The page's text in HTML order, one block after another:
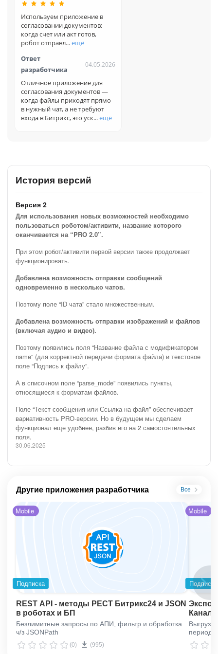
модификатором name“ (для корректной передачи формата
файла) и текстовое поле “Подпись к файлу”.
А в списочном поле “parse_mode” появились пункты,
относящиеся к форматам файлов.
Поле “Текст сообщения или Ссылка на файл” обеспечивает
вариативность PRO-версии. Но в будущем мы сделаем
функционал еще удобнее, разбив его на 2
самостоятельных поля.
Полезные приложения для администраторов и
Используем приложение в
согласовании документов:
когда счет или акт готов,
робот отправл...ещё
Ответ
разработчика
04.05.2026
Отличное приложение для
согласования документов —
когда файлы приходят прямо
в нужный чат, а не требуют
входа в Битрикс, это уск...ещё
История версий
Версия 2
Для использования новых возможностей необходимо
пользоваться роботом/активити, название которого
оканчивается на “PRO 2.0”.
При этом робот/активити первой версии также продолжает
функционировать.
Добавлена возможность отправки сообщений
одновременно в несколько чатов.
Поэтому поле “ID чата” стало множественным.
Добавлена возможность отправки изображений и файлов
(включая аудио и видео).
Поэтому появились поля “Название файла с модификатором
name“ (для корректной передачи формата файла) и текстовое
поле “Подпись к файлу”.
А в списочном поле “parse_mode” появились пункты,
относящиеся к форматам файлов.
Поле “Текст сообщения или Ссылка на файл” обеспечивает
вариативность PRO-версии. Но в будущем мы сделаем
функционал еще удобнее, разбив его на 2 самостоятельных
поля.
30.06.2025
Другие приложения разработчика Все
Mobile
Подписка
REST API - методы РЕСТ Битрикс24 и JSON
в роботах и БП
Безлимитные запросы по АПИ, фильтр и обработка
ч/з JSONPath
(0) (995)
Mobile
Подписка
период